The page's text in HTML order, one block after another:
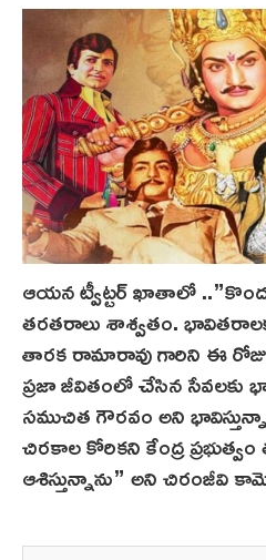
ఆయన ట్వీట్టర్ ఖాతాలో
తరతరాలు శాశ్వతం.
తారక రామారావు గారిని ఈ రోజు
ప్రజా జీవితంలో చేసిన సేవలకు
సముచిత గౌరవం అని
చిరకాల కోరికని కేంద్ర ప్రభుత్వం
ఆశిస్తున్నాను” అని చిరంజీవి